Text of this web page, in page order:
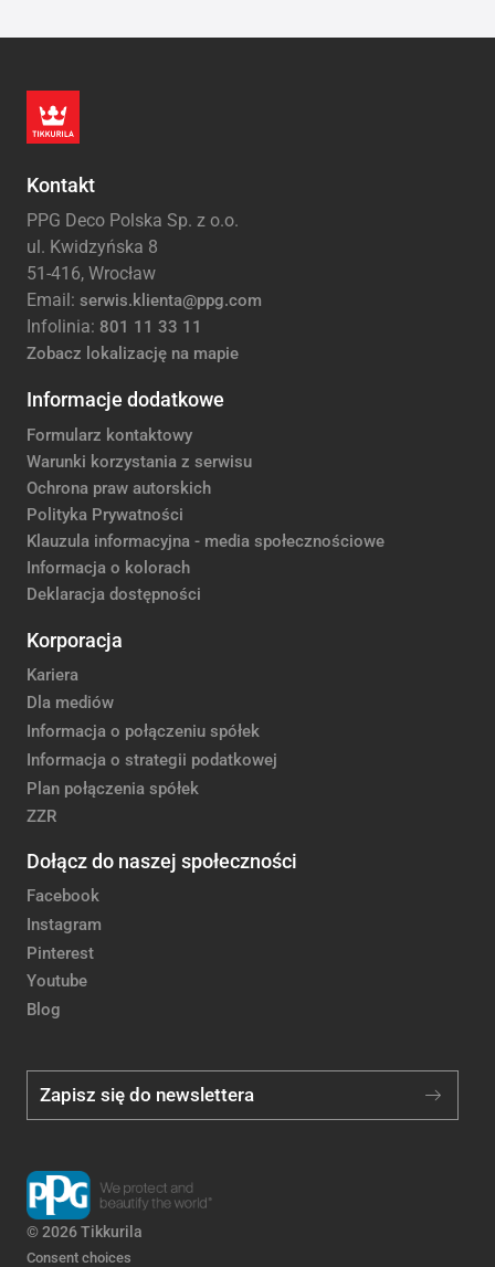
Kontakt
PPG Deco Polska Sp. z o.o.
ul. Kwidzyńska 8
51-416, Wrocław
Email: serwis.klienta@ppg.com
Infolinia: 801 11 33 11
Zobacz lokalizację na mapie
Informacje dodatkowe
Formularz kontaktowy
Warunki korzystania z serwisu
Ochrona praw autorskich
Polityka Prywatności
Klauzula informacyjna - media społecznościowe
Informacja o kolorach
Deklaracja dostępności
Korporacja
Kariera
Dla mediów
Informacja o połączeniu spółek
Informacja o strategii podatkowej
Plan połączenia spółek
ZZR
Dołącz do naszej społeczności
Facebook
Instagram
Pinterest
Youtube
Blog
Zapisz się do newslettera
© 2026 Tikkurila
Consent choices